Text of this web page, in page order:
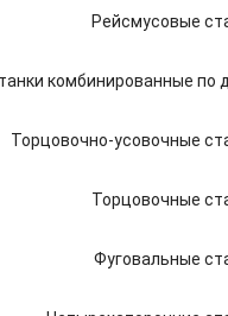
Рейсмусовые
комбинированные по
Торцовочно-усовочные
Торцовочные
Фуговальные